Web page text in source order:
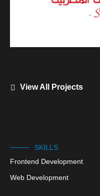
View All Projects
SKILLS
Frontend Development
Web Development